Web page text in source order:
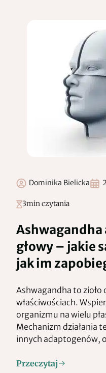
Dominika Bielicka
3min czytania
Ashwagandha
głowy – jakie
jak im
Ashwagandha to
właściwościach.
organizmu na wielu
Mechanizm działania
innych adaptogenów,
Przeczytaj